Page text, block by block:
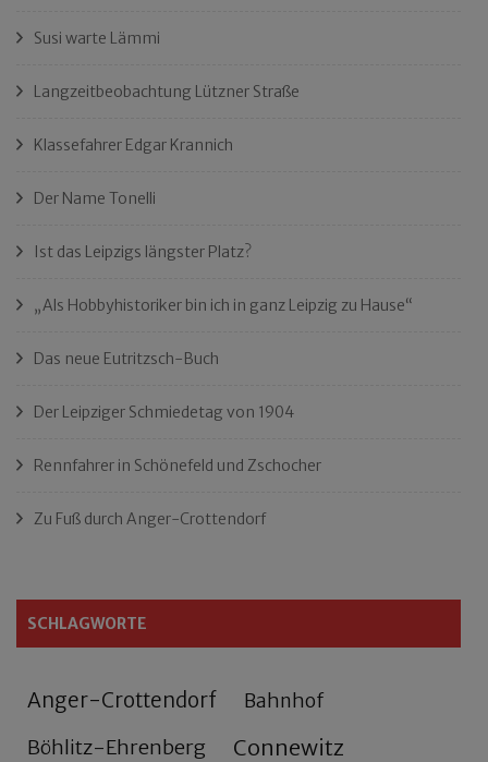
Susi warte Lämmi
Langzeitbeobachtung Lützner Straße
Klassefahrer Edgar Krannich
Der Name Tonelli
Ist das Leipzigs längster Platz?
„Als Hobbyhistoriker bin ich in ganz Leipzig zu Hause“
Das neue Eutritzsch-Buch
Der Leipziger Schmiedetag von 1904
Rennfahrer in Schönefeld und Zschocher
Zu Fuß durch Anger-Crottendorf
SCHLAGWORTE
Anger-Crottendorf Bahnhof
Böhlitz-Ehrenberg Connewitz